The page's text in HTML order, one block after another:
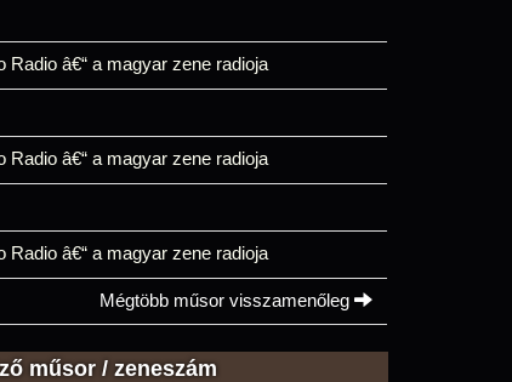
Radio â€“ a magyar zene radioja
Radio â€“ a magyar zene radioja
Radio â€“ a magyar zene radioja
Mégtöbb műsor visszamenőleg
műsor / zeneszám